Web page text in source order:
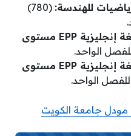
للهندسة:
(780)
رسوم برنامج تحضيري لغة إنجليزية EPP مستوى
رسوم برنامج تحضيري لغة إنجليزية EPP مستوى
جامعة الكويت